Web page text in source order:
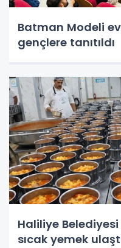
Batman Modeli
gençlere tanıtıldı
Haliliye
sıcak yemek